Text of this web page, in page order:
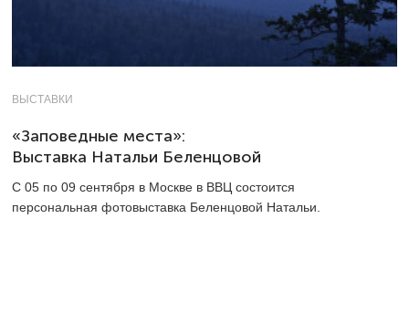
ВЫСТАВКИ
«Заповедные места»:
Выставка Натальи Беленцовой
С 05 по 09 сентября в Москве в ВВЦ состоится
персональная фотовыставка Беленцовой Натальи.